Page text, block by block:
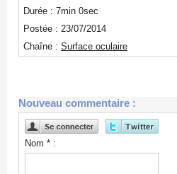
Durée : 7min 0sec
Postée : 23/07/2014
Chaîne : Surface oculaire
Nouveau commentaire :
Nom * :